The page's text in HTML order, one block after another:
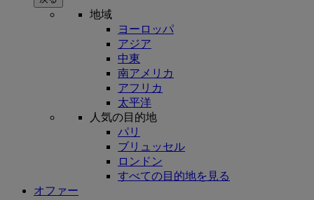
地域
ヨーロッパ
アジア
中東
南アメリカ
アフリカ
太平洋
人気の目的地
パリ
ブリュッセル
ロンドン
すべての目的地を見る
オファー